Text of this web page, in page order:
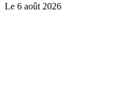
Le 6 août 2026